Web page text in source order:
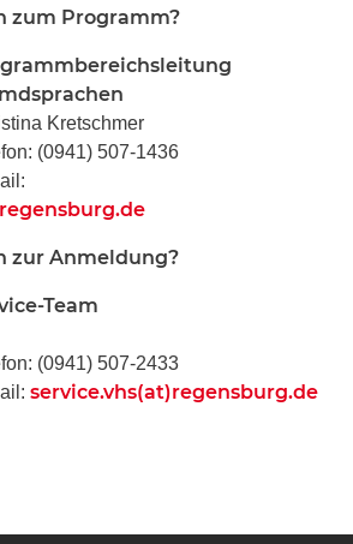
zum Programm?
Kretschmer
(0941) 507-1436
zur Anmeldung?
Team
(0941) 507-2433
service.vhs(at)regensburg.de